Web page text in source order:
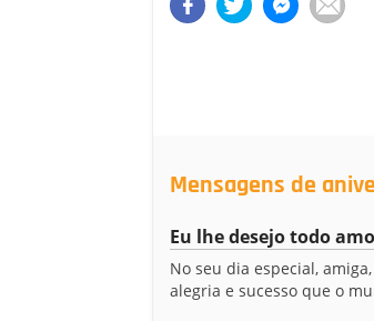
Mensagens de
Eu lhe desejo todo
No seu dia especial,
alegria e sucesso que o